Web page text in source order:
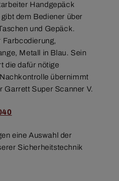
Handgepäck
dem Bediener über
und Gepäck.
Farbcodierung,
Metall in Blau. Sein
die dafür nötige
übernimmt
Garrett Super Scanner V.
eine Auswahl der
Sicherheitstechnik